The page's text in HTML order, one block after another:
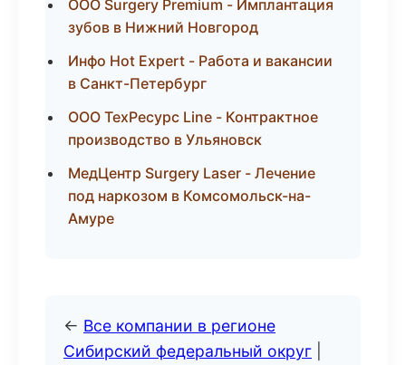
ООО Surgery Premium - Имплантация
зубов в Нижний Новгород
Инфо Hot Expert - Работа и вакансии
в Санкт-Петербург
ООО ТехРесурс Line - Контрактное
производство в Ульяновск
МедЦентр Surgery Laser - Лечение
под наркозом в Комсомольск-на-
Амуре
← Все компании в регионе
Сибирский федеральный округ